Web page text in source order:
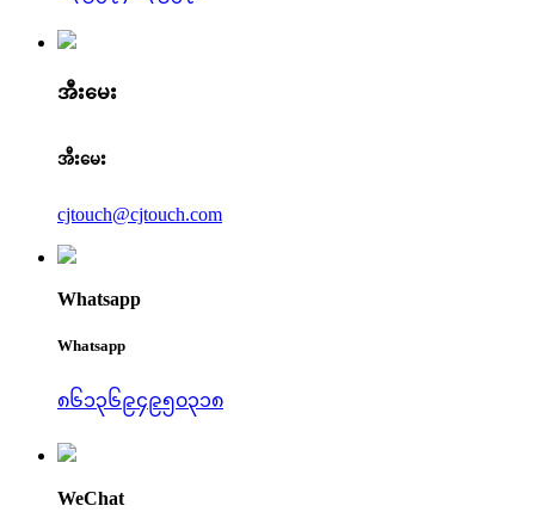
အီးမေး
အီးမေး
cjtouch@cjtouch.com
Whatsapp
Whatsapp
၈၆၁၃၆၉၄၉၅၀၃၁၈
WeChat